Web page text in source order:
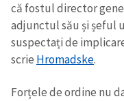
că fostul director
adjunctul său și șeful
suspectați de
scrie Hromadske.
Forțele de ordine nu